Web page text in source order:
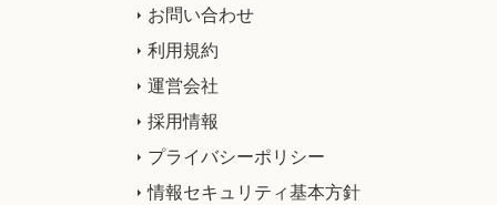
お問い合わせ
利用規約
運営会社
採用情報
プライバシーポリシー
情報セキュリティ基本方針